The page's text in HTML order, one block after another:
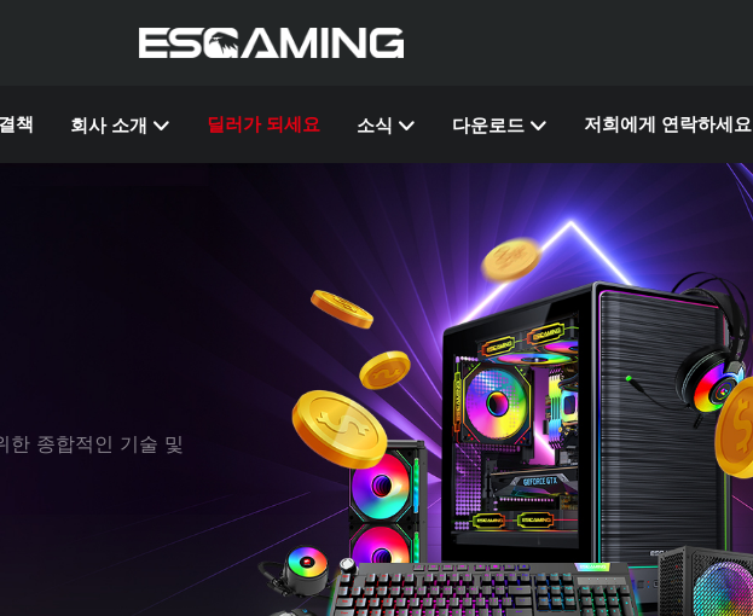
책 회사 소개 딜러가 되세요 소식 다운로드 저희에게 연락하세요
한 종합적인 기술 및